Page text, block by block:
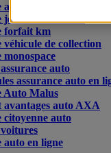
jeune conducteur
forfait km
véhicule de collection
monospace
auto
assurance auto en
Auto Malus
avantages auto AXA
citoyenne auto
auto en ligne